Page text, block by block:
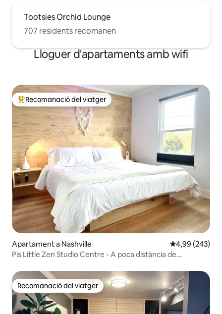
Tootsies Orchid Lounge
707 residents recomanen
Lloguer d'apartaments amb wifi
Principals recomanacions dels viatgers
Recomanació del viatger
Apartament a Nashville 4,99 de
4,99 (243)
Pis Little Zen Studio Centre - A poca distància de
Recomanació del viatger
Recomanació del viatger